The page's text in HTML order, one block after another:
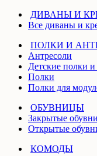
ДИВАНЫ И
Все диваны и
ПОЛКИ И
Антресоли
Детские полки и
Полки
Полки для
ОБУВНИЦЫ
Закрытые
Открытые
КОМОДЫ